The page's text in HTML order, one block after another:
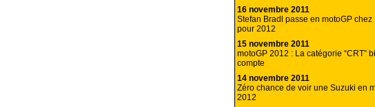
16 novembre 2011
Stefan Bradl passe en motoGP
pour 2012
15 novembre 2011
motoGP 2012 : La catégorie “CRT”
compte
14 novembre 2011
Zéro chance de voir une Suzuki en
2012